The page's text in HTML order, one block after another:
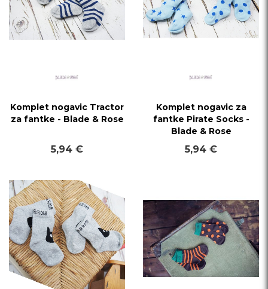
Komplet nogavic Tractor
za fantke - Blade & Rose
5,94 €
Komplet nogavic za
fantke Pirate Socks -
Blade & Rose
5,94 €